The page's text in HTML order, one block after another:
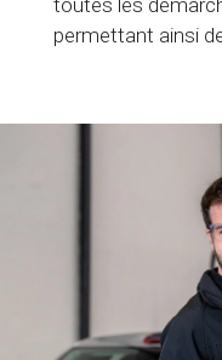
toutes les
permettant ainsi